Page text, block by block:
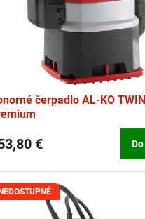
čerpadlo AL-KO
€